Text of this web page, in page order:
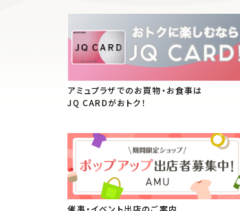
アミュプラザでのお買物・お食事は
JQ CARDがおトク！